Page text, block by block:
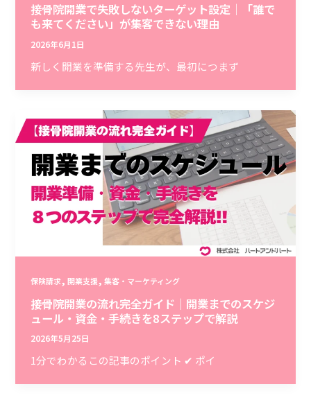
接骨院開業で失敗しないターゲット設定｜「誰で
も来てください」が集客できない理由
2026年6月1日
新しく開業を準備する先生が、最初につまず
保険請求,開業支援,集客・マーケティング
接骨院開業の流れ完全ガイド｜開業までのスケジ
ュール・資金・手続きを8ステップで解説
2026年5月25日
1分でわかるこの記事のポイント ✔ ポイ